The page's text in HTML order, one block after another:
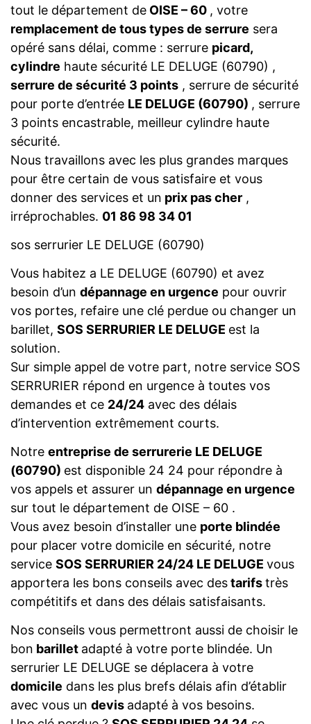
tout le département de OISE – 60 , votre
remplacement de tous types de serrure sera
opéré sans délai, comme : serrure picard,
cylindre haute sécurité LE DELUGE (60790) ,
serrure de sécurité 3 points , serrure de sécurité
pour porte d’entrée LE DELUGE (60790) , serrure
3 points encastrable, meilleur cylindre haute
sécurité.
Nous travaillons avec les plus grandes marques
pour être certain de vous satisfaire et vous
donner des services et un prix pas cher ,
irréprochables. 01 86 98 34 01
sos serrurier LE DELUGE (60790)
Vous habitez a LE DELUGE (60790) et avez
besoin d’un dépannage en urgence pour ouvrir
vos portes, refaire une clé perdue ou changer un
barillet, SOS SERRURIER LE DELUGE est la
solution.
Sur simple appel de votre part, notre service SOS
SERRURIER répond en urgence à toutes vos
demandes et ce 24/24 avec des délais
d’intervention extrêmement courts.
Notre entreprise de serrurerie LE DELUGE
(60790) est disponible 24 24 pour répondre à
vos appels et assurer un dépannage en urgence
sur tout le département de OISE – 60 .
Vous avez besoin d’installer une porte blindée
pour placer votre domicile en sécurité, notre
service SOS SERRURIER 24/24 LE DELUGE vous
apportera les bons conseils avec destarifstrès
compétitifs et dans des délais satisfaisants.
Nos conseils vous permettront aussi de choisir le
bon barillet adapté à votre porte blindée. Un
serrurier LE DELUGE se déplacera à votre
domicile dans les plus brefs délais afin d’établir
avec vous un devis adapté à vos besoins.